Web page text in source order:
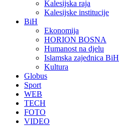
Kalesijska raja
Kalesijske institucije
BiH
Ekonomija
HORION BOSNA
Humanost na djelu
Islamska zajednica BiH
Kultura
Globus
Sport
WEB
TECH
FOTO
VIDEO